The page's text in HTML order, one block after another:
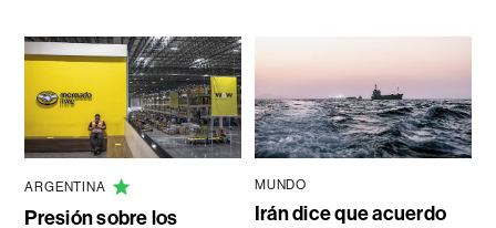
ARGENTINA
Presión sobre los
MUNDO
Irán dice que acuerdo